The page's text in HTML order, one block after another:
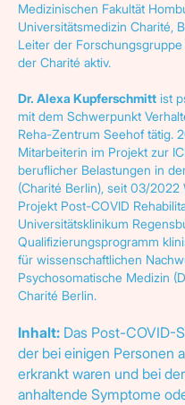
Medizinischen Fakultät
Universitätsmedizin Charité,
Leiter der
der Charité aktiv.
Dr. Alexa Kupferschmitt ist
mit dem Schwerpunkt
Reha-Zentrum Seehof tätig.
Mitarbeiterin im Projekt zur
beruflicher Belastungen in
(Charité Berlin), seit 03/
Projekt Post-COVID
Universitätsklinikum
Qualifizierungsprogramm
für wissenschaftlichen
Psychosomatische Medizin
Charité Berlin.
Inhalt: Das Post-COVID-
der bei einigen Personen
erkrankt waren und bei
anhaltende Symptome